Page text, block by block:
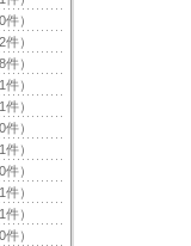
件）
件）
件）
件）
件）
件）
件）
件）
件）
件）
件）